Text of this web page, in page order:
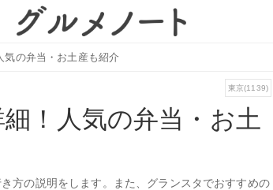
気の弁当・お土産も紹介
東京(1139)
！人気の弁当・お土
方の説明をします。また、グランスタでおすすめの